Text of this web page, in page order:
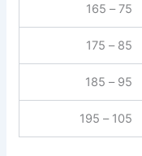
75 – 165
85 – 175
95 – 185
105 – 195